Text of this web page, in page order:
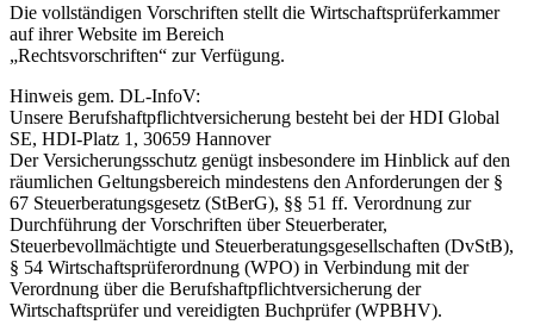
Die vollständigen Vorschriften stellt die Wirtschaftsprüferkammer
auf ihrer Website im Bereich
„Rechtsvorschriften“ zur Verfügung.
Hinweis gem. DL-InfoV:
Unsere Berufshaftpflichtversicherung besteht bei der HDI Global
SE, HDI-Platz 1, 30659 Hannover
Der Versicherungsschutz genügt insbesondere im Hinblick auf den
räumlichen Geltungsbereich mindestens den Anforderungen der §
67 Steuerberatungsgesetz (StBerG), §§ 51 ff. Verordnung zur
Durchführung der Vorschriften über Steuerberater,
Steuerbevollmächtigte und Steuerberatungsgesellschaften (DvStB),
§ 54 Wirtschaftsprüferordnung (WPO) in Verbindung mit der
Verordnung über die Berufshaftpflichtversicherung der
Wirtschaftsprüfer und vereidigten Buchprüfer (WPBHV).